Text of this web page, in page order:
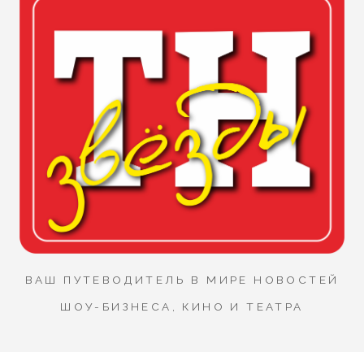
ВАШ ПУТЕВОДИТЕЛЬ В МИРЕ НОВОСТЕЙ
ШОУ-БИЗНЕСА, КИНО И ТЕАТРА